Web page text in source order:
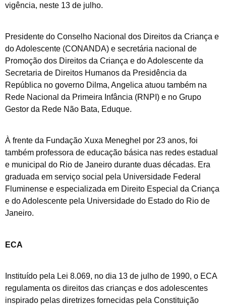
vigência, neste 13 de julho.
Presidente do Conselho Nacional dos Direitos da Criança e
do Adolescente (CONANDA) e secretária nacional de
Promoção dos Direitos da Criança e do Adolescente da
Secretaria de Direitos Humanos da Presidência da
República no governo Dilma, Angelica atuou também na
Rede Nacional da Primeira Infância (RNPI) e no Grupo
Gestor da Rede Não Bata, Eduque.
À frente da Fundação Xuxa Meneghel por 23 anos, foi
também professora de educação básica nas redes estadual
e municipal do Rio de Janeiro durante duas décadas. Era
graduada em serviço social pela Universidade Federal
Fluminense e especializada em Direito Especial da Criança
e do Adolescente pela Universidade do Estado do Rio de
Janeiro.
ECA
Instituído pela Lei 8.069, no dia 13 de julho de 1990, o ECA
regulamenta os direitos das crianças e dos adolescentes
inspirado pelas diretrizes fornecidas pela Constituição